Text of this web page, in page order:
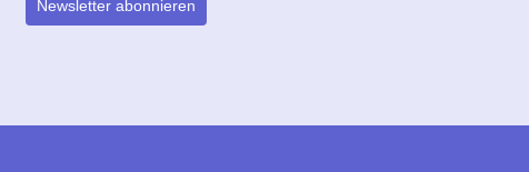
Newsletter abonnieren